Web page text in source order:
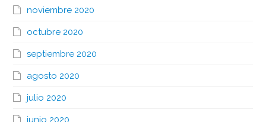
noviembre 2020
octubre 2020
septiembre 2020
agosto 2020
julio 2020
junio 2020